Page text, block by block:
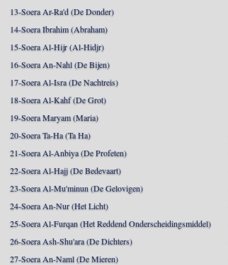
13-Soera Ar-Ra'd (De Donder)
14-Soera Ibrahim (Abraham)
15-Soera Al-Hijr (Al-Hidjr)
16-Soera An-Nahl (De Bijen)
17-Soera Al-Isra (De Nachtreis)
18-Soera Al-Kahf (De Grot)
19-Soera Maryam (Maria)
20-Soera Ta-Ha (Ta Ha)
21-Soera Al-Anbiya (De Profeten)
22-Soera Al-Hajj (De Bedevaart)
23-Soera Al-Mu'minun (De Gelovigen)
24-Soera An-Nur (Het Licht)
25-Soera Al-Furqan (Het Reddend Onderscheidingsmiddel)
26-Soera Ash-Shu'ara (De Dichters)
27-Soera An-Naml (De Mieren)